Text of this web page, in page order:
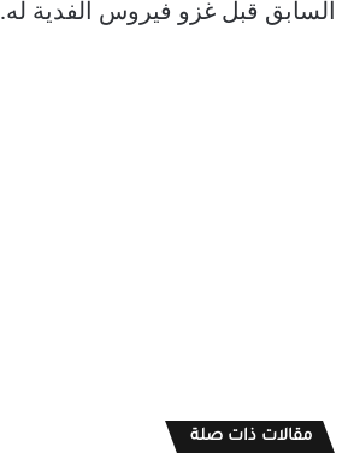
السابق قبل غزو فيروس الفدية له.
مقالات ذات صلة